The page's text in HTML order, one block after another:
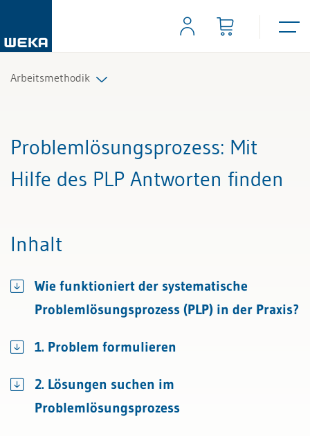
Arbeitsmethodik
Problemlösungsprozess: Mit
Hilfe des PLP Antworten finden
Inhalt
Wie funktioniert der systematische
Problemlösungsprozess (PLP) in der Praxis?
1. Problem formulieren
2. Lösungen suchen im
Problemlösungsprozess